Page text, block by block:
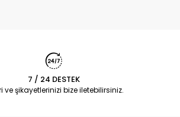
7 / 24 DESTEK
ve şikayetlerinizi bize iletebilirsiniz.